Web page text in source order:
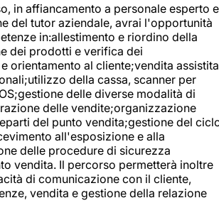
in affiancamento a personale esperto e
del tutor aziendale, avrai l'opportunità
in:allestimento e riordino della
dei prodotti e verifica dei
orientamento al cliente;vendita assistita
della cassa, scanner per
delle diverse modalità di
delle vendite;organizzazione
del punto vendita;gestione del
all'esposizione e alla
delle procedure di sicurezza
vendita. Il percorso permetterà inoltre
di comunicazione con il cliente,
vendita e gestione della relazione